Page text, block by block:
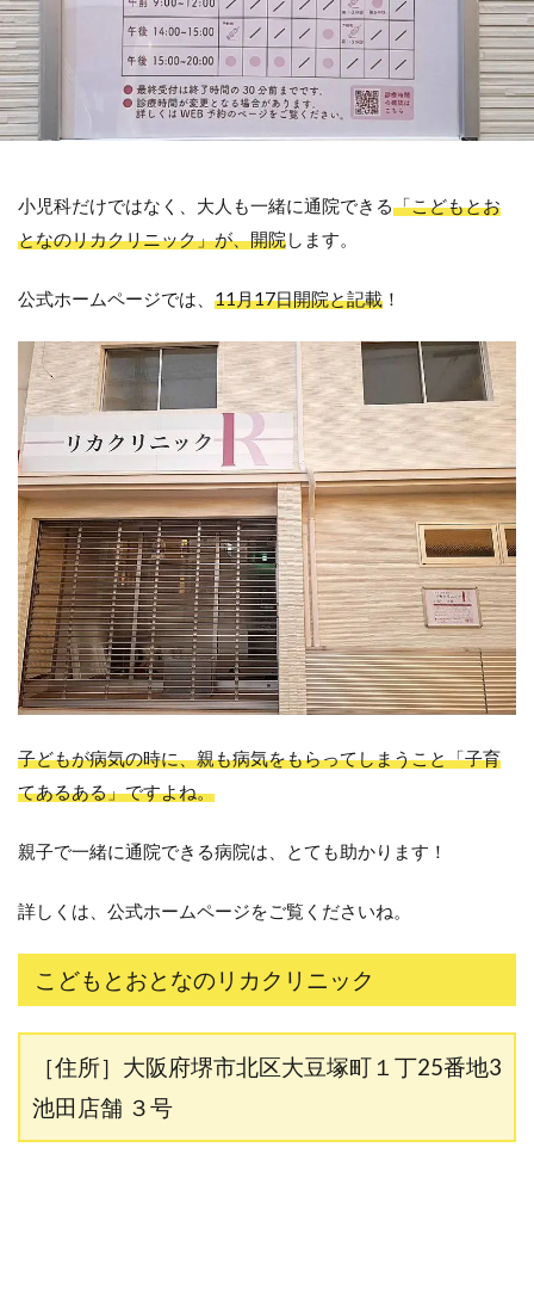
小児科だけではなく、大人も一緒に通院できる「こどもとお
となのリカクリニック」が、開院します。
公式ホームページでは、 11月17日開院と記載 ！
子どもが病気の時に、親も病気をもらってしまうこと「子育
てあるある」ですよね。
親子で一緒に通院できる病院は、とても助かります！
詳しくは、公式ホームページをご覧くださいね。
こどもとおとなのリカクリニック
［住所］大阪府堺市北区大豆塚町１丁25番地3
池田店舗 ３号